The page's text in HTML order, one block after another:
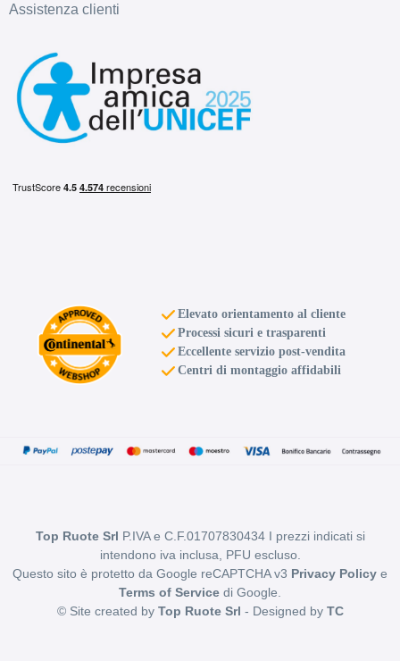
D B 70db
Assistenza clienti
Elevato orientamento al cliente
Processi sicuri e trasparenti
Eccellente servizio post-vendita
Centri di montaggio affidabili
Top Ruote Srl P.IVA e C.F.01707830434 I prezzi indicati si
intendono iva inclusa, PFU escluso.
Questo sito è protetto da Google reCAPTCHA v3 Privacy Policy e
Terms of Service di Google.
© Site created by Top Ruote Srl - Designed by TC